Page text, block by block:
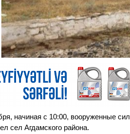
начиная с 10:00, вооруженные
сел Агдамского района.